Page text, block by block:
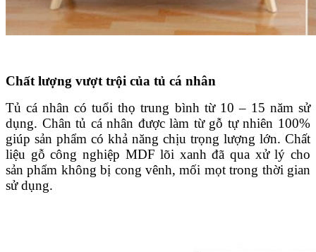
Chất lượng vượt trội của tủ cá nhân
Tủ cá nhân có tuổi thọ trung bình từ 10 – 15 năm sử
dụng. Chân tủ cá nhân được làm từ gỗ tự nhiên 100%
giúp sản phẩm có khả năng chịu trọng lượng lớn. Chất
liệu gỗ công nghiệp MDF lõi xanh đã qua xử lý cho
sản phẩm không bị cong vênh, mối mọt trong thời gian
sử dụng.